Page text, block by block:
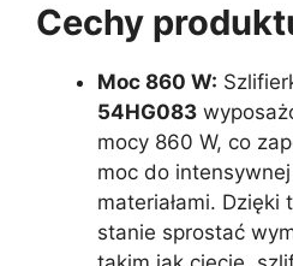
Cechy
Moc 860 W:
54HG083
mocy 860 W, co
moc do
materiałami.
stanie sprostać